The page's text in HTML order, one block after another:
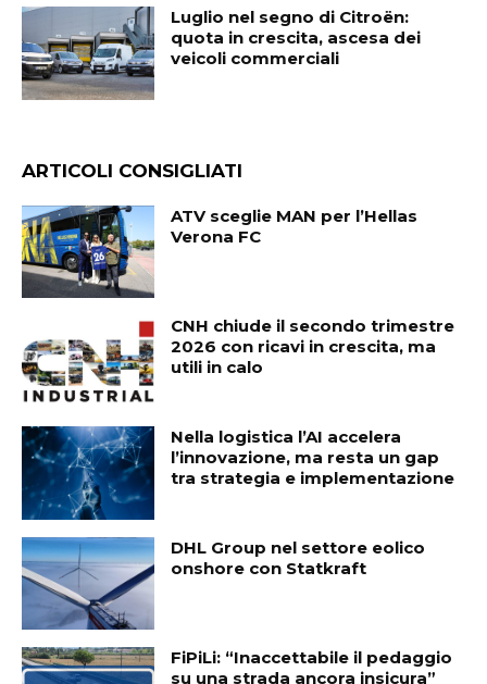
Luglio nel segno di Citroën:
quota in crescita, ascesa dei
veicoli commerciali
ARTICOLI CONSIGLIATI
ATV sceglie MAN per l’Hellas
Verona FC
CNH chiude il secondo trimestre
2026 con ricavi in crescita, ma
utili in calo
Nella logistica l’AI accelera
l’innovazione, ma resta un gap
tra strategia e implementazione
DHL Group nel settore eolico
onshore con Statkraft
FiPiLi: “Inaccettabile il pedaggio
su una strada ancora insicura”